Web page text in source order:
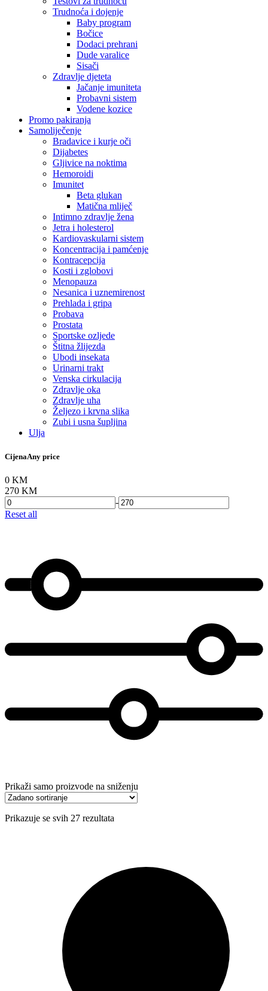
Trudnoća i dojenje
Baby program
Bočice
Dodaci prehrani
Dude varalice
Sisači
Zdravlje djeteta
Jačanje imuniteta
Probavni sistem
Vodene kozice
Promo pakiranja
Samoliječenje
Bradavice i kurje oči
Dijabetes
Gljivice na noktima
Hemoroidi
Imunitet
Beta glukan
Matična mliječ
Intimno zdravlje žena
Jetra i holesterol
Kardiovaskularni sistem
Koncentracija i pamćenje
Kontracepcija
Kosti i zglobovi
Menopauza
Nesanica i uznemirenost
Prehlada i gripa
Probava
Prostata
Sportske ozljede
Štitna žlijezda
Ubodi insekata
Urinarni trakt
Venska cirkulacija
Zdravlje oka
Zdravlje uha
Željezo i krvna slika
Zubi i usna šupljina
Ulja
CijenaAny price
0 KM
270 KM
-
Reset all
Prikaži samo proizvode na sniženju
Prikazuje se svih 27 rezultata